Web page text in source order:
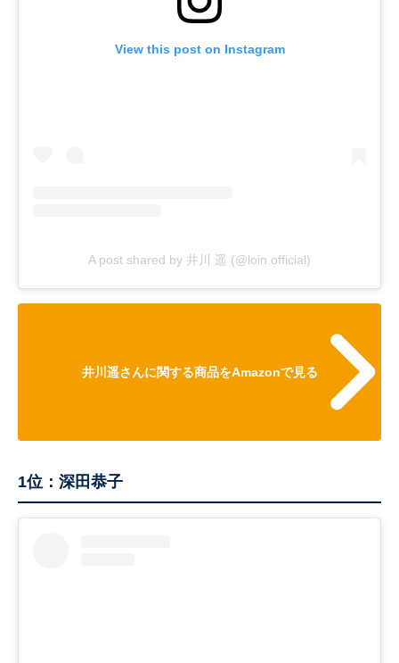
View this post on Instagram
A post shared by 井川 遥 (@loin.official)
井川遥さんに関する商品をAmazonで見る
1位：深田恭子